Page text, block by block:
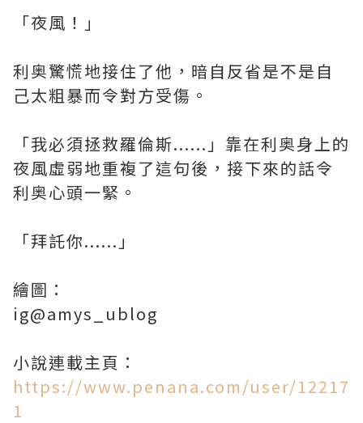
「夜風！」
利奥驚慌地接住了他，暗自反省是不是自
己太粗暴而令對方受傷。
「我必須拯救羅倫斯......」靠在利奥身上的
夜風虛弱地重複了這句後，接下來的話令
利奥心頭一緊。
「拜託你......」
繪圖：
ig@amys_ublog
小說連載主頁：
https://www.penana.com/user/12217
1